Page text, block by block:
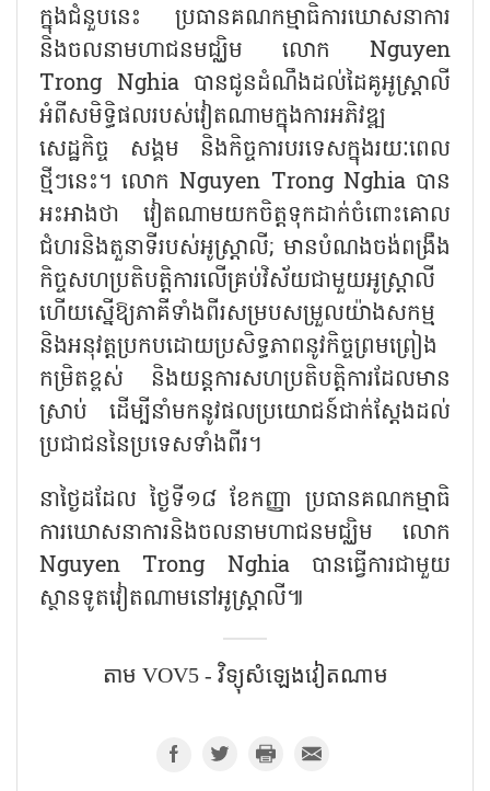
ក្នុងជំនួបនេះ ប្រធានគណកម្មាធិការឃោសនាការ
និងចលនាមហាជនមជ្ឈិម លោក Nguyen
Trong Nghia បានជូនដំណឹងដល់ដៃគូអូស្ត្រាលី
អំពីសមិទ្ធិផលរបស់វៀតណាមក្នុងការអភិវឌ្ឍ
សេដ្ឋកិច្ច សង្គម និងកិច្ចការបរទេសក្នុងរយៈពេល
ថ្មីៗនេះ។ លោក Nguyen Trong Nghia បាន
អះអាងថា វៀតណាមយកចិត្តទុកដាក់ចំពោះគោល
ជំហរនិងតួនាទីរបស់អូស្ត្រាលី; មានបំណងចង់ពង្រឹង
កិច្ចសហប្រតិបត្តិការលើគ្រប់វិស័យជាមួយអូស្ត្រាលី
ហើយស្នើឱ្យភាគីទាំងពីរសម្របសម្រួលយ៉ាងសកម្ម
និងអនុវត្តប្រកបដោយប្រសិទ្ធភាពនូវកិច្ចព្រមព្រៀង
កម្រិតខ្ពស់ និងយន្តការសហប្រតិបត្តិការដែលមាន
ស្រាប់ ដើម្បីនាំមកនូវផលប្រយោជន៍ជាក់ស្តែងដល់
ប្រជាជននៃប្រទេសទាំងពីរ។
នាថ្ងៃដដែល ថ្ងៃទី១៨ ខែកញ្ញា ប្រធានគណកម្មាធិ
ការឃោសនាការនិងចលនាមហាជនមជ្ឈិម លោក
Nguyen Trong Nghia បានធ្វើការជាមួយ
ស្ថានទូតវៀតណាមនៅអូស្ត្រាលី៕
តាម VOV5 - វិទ្យុសំឡេងវៀតណាម